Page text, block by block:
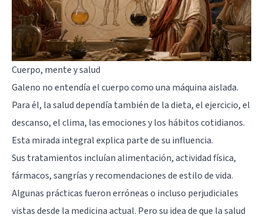
Cuerpo, mente y salud
Galeno no entendía el cuerpo como una máquina aislada.
Para él, la salud dependía también de la dieta, el ejercicio, el
descanso, el clima, las emociones y los hábitos cotidianos.
Esta mirada integral explica parte de su influencia.
Sus tratamientos incluían alimentación, actividad física,
fármacos, sangrías y recomendaciones de estilo de vida.
Algunas prácticas fueron erróneas o incluso perjudiciales
vistas desde la medicina actual. Pero su idea de que la salud